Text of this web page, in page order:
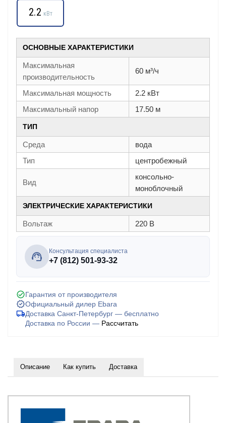
2.2 кВт
ОСНОВНЫЕ ХАРАКТЕРИСТИКИ
Максимальная
производительность
60 м³/ч
Максимальная мощность
2.2 кВт
Максимальный напор
17.50 м
ТИП
Среда
вода
Тип
центробежный
Вид
консольно-
моноблочный
ЭЛЕКТРИЧЕСКИЕ ХАРАКТЕРИСТИКИ
Вольтаж 220 В
Консультация специалиста
+7 (812) 501-93-32
Гарантия от производителя
Официальный дилер Ebara
Доставка Санкт-Петербург — бесплатно
Доставка по России — Рассчитать
Описание Как купить Доставка